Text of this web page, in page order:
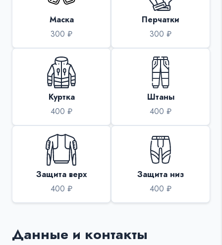
Маска
300 ₽
Перчатки
300 ₽
Куртка
400 ₽
Штаны
400 ₽
Защита верх
400 ₽
Защита низ
400 ₽
Данные и контакты